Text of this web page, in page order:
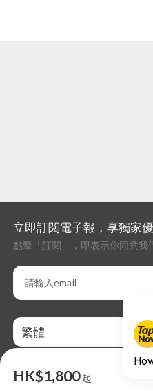
HK$1,800起
立即訂閱電子報，享獨家
點擊「訂閱」，即表示你同意我
繁體